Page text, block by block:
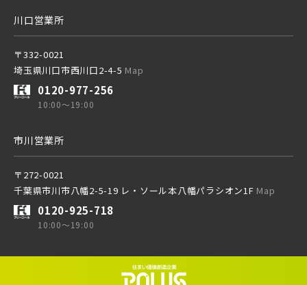
東京メトロ東西線
都営新宿線
埼玉新都市交通 [伊奈線]
川口営業所
〒332-0021
埼玉県川口市西川口2-4-5 Map
0120-977-256
10:00～19:00
市川営業所
〒272-0021
千葉県市川市八幡2-5-19 レ・ソール本八幡パラシオン1F Map
0120-925-718
10:00～19:00